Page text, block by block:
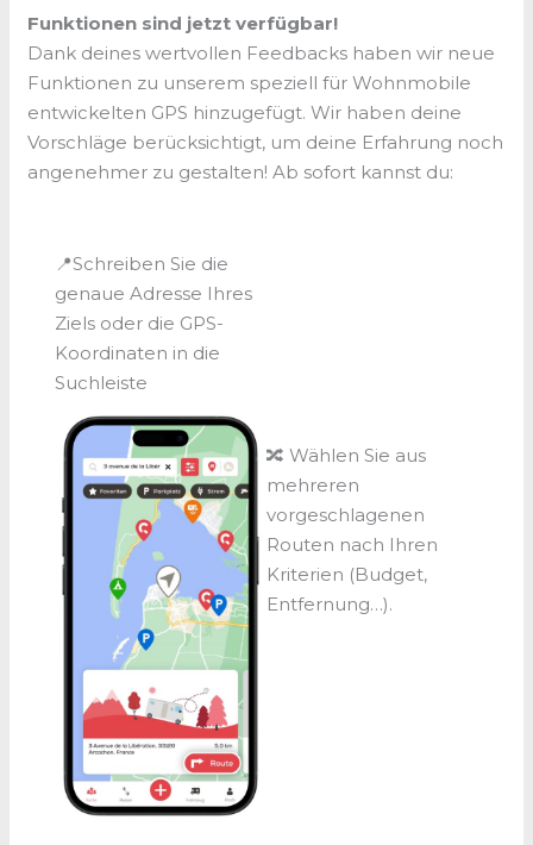
Funktionen sind jetzt verfügbar!
Dank deines wertvollen Feedbacks haben wir neue
Funktionen zu unserem speziell für Wohnmobile
entwickelten GPS hinzugefügt. Wir haben deine
Vorschläge berücksichtigt, um deine Erfahrung noch
angenehmer zu gestalten! Ab sofort kannst du:
📍Schreiben Sie die
genaue Adresse Ihres
Ziels oder die GPS-
Koordinaten in die
Suchleiste
🔀 Wählen Sie aus
mehreren
vorgeschlagenen
Routen nach Ihren
Kriterien (Budget,
Entfernung…).